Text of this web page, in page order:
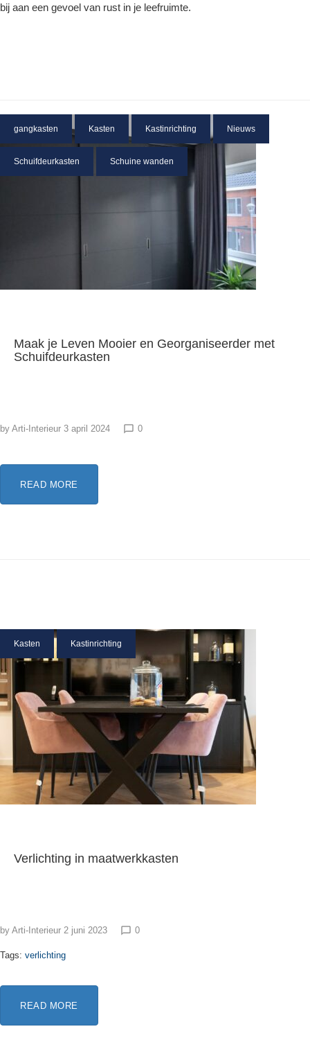
bij aan een gevoel van rust in je leefruimte.
gangkasten Kasten Kastinrichting Nieuws
Schuifdeurkasten Schuine wanden
Maak je Leven Mooier en Georganiseerder met
Schuifdeurkasten
by Arti-Interieur 3 april 2024 chat_bubble_outline 0
READ MORE
Kasten Kastinrichting
Verlichting in maatwerkkasten
by Arti-Interieur 2 juni 2023 chat_bubble_outline 0
Tags: verlichting
READ MORE